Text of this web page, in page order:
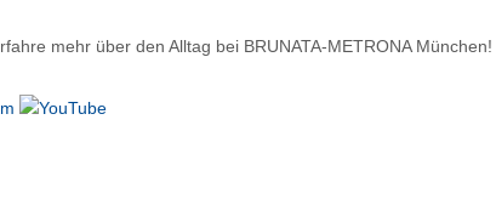
mehr über den Alltag bei BRUNATA-METRONA München!